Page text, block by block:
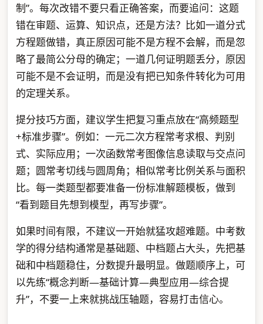
制”。每次改错不要只看正确答案，而要追问：这题
错在审题、运算、知识点，还是方法？比如一道分式
方程题做错，真正原因可能不是方程不会解，而是忽
略了最简公分母的确定；一道几何证明题丢分，原因
可能不是不会证明，而是没有把已知条件转化为可用
的定理关系。
提分技巧方面，建议学生把复习重点放在“高频题型
+标准步骤”。例如：一元二次方程常考求根、判别
式、实际应用；一次函数常考图像信息读取与交点问
题；圆常考切线与圆周角；相似常考比例关系与面积
比。每一类题型都要准备一份标准解题模板，做到
“看到题目先想到模型，再写步骤”。
如果时间有限，不建议一开始就猛攻超难题。中考数
学的得分结构通常是基础题、中档题占大头，先把基
础和中档题稳住，分数提升最明显。做题顺序上，可
以先练“概念判断—基础计算—典型应用—综合提
升”，不要一上来就挑战压轴题，容易打击信心。